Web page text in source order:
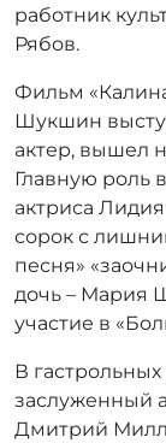
работник
Рябов.
Фильм
Шукшин
актер, вышел
Главную роль
актриса
сорок с
песня»
дочь – Мария
участие в
В
заслуженный
Дмитрий